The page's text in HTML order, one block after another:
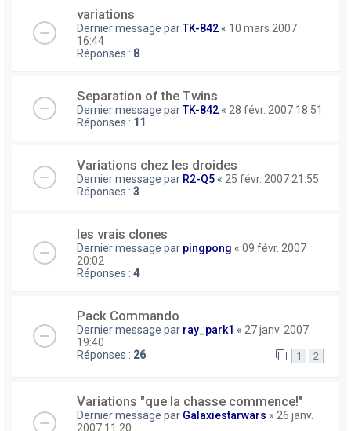
variations
Dernier message parTK-842 « 10 mars 2007
16:44
Réponses : 8
Separation of the Twins
Dernier message parTK-842 « 28 févr. 2007 18:51
Réponses : 11
Variations chez les droides
Dernier message par R2-Q5 « 25 févr. 2007 21:55
Réponses : 3
les vrais clones
Dernier message par pingpong « 09 févr. 2007
20:02
Réponses : 4
Pack Commando
Dernier message par ray_park1 « 27 janv. 2007
19:40
Réponses : 26 1 2
Variations "que la chasse commence!"
Dernier message par Galaxiestarwars « 26 janv.
2007 11:20